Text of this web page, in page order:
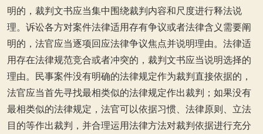
明的，裁判文书应当集中围绕裁判内容和尺度进行释法说
理。诉讼各方对案件法律适用存有争议或者法律含义需要阐
明的，法官应当逐项回应法律争议焦点并说明理由。法律适
用存在法律规范竞合或者冲突的，裁判文书应当说明选择的
理由。民事案件没有明确的法律规定作为裁判直接依据的，
法官应当首先寻找最相类似的法律规定作出裁判；如果没有
最相类似的法律规定，法官可以依据习惯、法律原则、立法
目的等作出裁判，并合理运用法律方法对裁判依据进行充分